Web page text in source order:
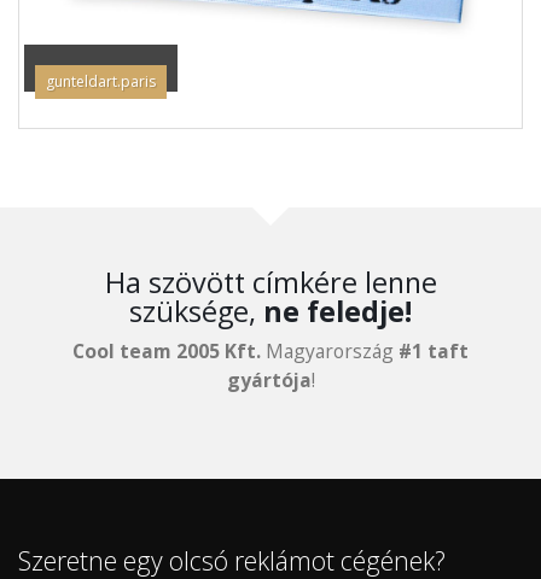
gunteldart.paris
Ha szövött címkére lenne
szüksége, ne feledje!
Cool team 2005 Kft. Magyarország #1 taft
gyártója!
Szeretne egy olcsó reklámot cégének?